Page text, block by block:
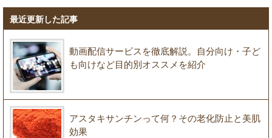
最近更新した記事
動画配信サービスを徹底解説。自分向け・子ど
も向けなど目的別オススメを紹介
アスタキサンチンって何？その老化防止と美肌
効果